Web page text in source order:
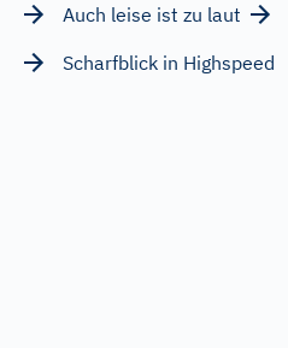
Auch leise ist zu laut
Scharfblick in Highspeed